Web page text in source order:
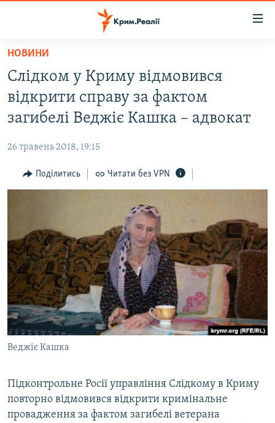
Перейти
основного
матеріалу
Перейти
до
основної
навігації
Перейти
до
ВОДА.КРИМ
ВІДЕО ТА ФОТО
БЛОГИ
ПОГЛЯД
СПЕЦПРОЕКТИ
ДЕПОРТАЦІЯ
ВІДЕОУРОКИ «ELIFBE»
СВІДЧЕННЯ ОКУПАЦІЇ
УКРАЇНСЬКА ПРОБЛЕМА КРИМУ
ІНФОГРАФІКА
ЯК ОБІЙТИ БЛОКУВАННЯ
Русский
Qırımtatar
ДОЛУЧАЙСЯ!
Усі сайти RFE/RL
НОВИНИ
Слідком у Криму відмовився
відкрити справу за фактом
загибелі Веджіє Кашка – адвокат
26 травень 2018, 19:15
Поділитись Читати без VPN
Веджіє Кашка
Підконтрольне Росії управління Слідкому в Криму
повторно відмовився відкрити кримінальне
провадження за фактом загибелі ветерана